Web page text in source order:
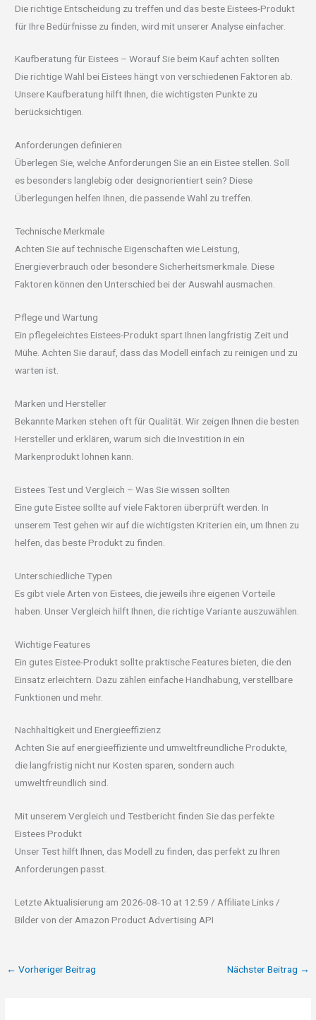
Die richtige Entscheidung zu treffen und das beste Eistees-Produkt
für Ihre Bedürfnisse zu finden, wird mit unserer Analyse einfacher.
Kaufberatung für Eistees – Worauf Sie beim Kauf achten sollten
Die richtige Wahl bei Eistees hängt von verschiedenen Faktoren ab.
Unsere Kaufberatung hilft Ihnen, die wichtigsten Punkte zu
berücksichtigen.
Anforderungen definieren
Überlegen Sie, welche Anforderungen Sie an ein Eistee stellen. Soll
es besonders langlebig oder designorientiert sein? Diese
Überlegungen helfen Ihnen, die passende Wahl zu treffen.
Technische Merkmale
Achten Sie auf technische Eigenschaften wie Leistung,
Energieverbrauch oder besondere Sicherheitsmerkmale. Diese
Faktoren können den Unterschied bei der Auswahl ausmachen.
Pflege und Wartung
Ein pflegeleichtes Eistees-Produkt spart Ihnen langfristig Zeit und
Mühe. Achten Sie darauf, dass das Modell einfach zu reinigen und zu
warten ist.
Marken und Hersteller
Bekannte Marken stehen oft für Qualität. Wir zeigen Ihnen die besten
Hersteller und erklären, warum sich die Investition in ein
Markenprodukt lohnen kann.
Eistees Test und Vergleich – Was Sie wissen sollten
Eine gute Eistee sollte auf viele Faktoren überprüft werden. In
unserem Test gehen wir auf die wichtigsten Kriterien ein, um Ihnen zu
helfen, das beste Produkt zu finden.
Unterschiedliche Typen
Es gibt viele Arten von Eistees, die jeweils ihre eigenen Vorteile
haben. Unser Vergleich hilft Ihnen, die richtige Variante auszuwählen.
Wichtige Features
Ein gutes Eistee-Produkt sollte praktische Features bieten, die den
Einsatz erleichtern. Dazu zählen einfache Handhabung, verstellbare
Funktionen und mehr.
Nachhaltigkeit und Energieeffizienz
Achten Sie auf energieeffiziente und umweltfreundliche Produkte,
die langfristig nicht nur Kosten sparen, sondern auch
umweltfreundlich sind.
Mit unserem Vergleich und Testbericht finden Sie das perfekte
Eistees Produkt
Unser Test hilft Ihnen, das Modell zu finden, das perfekt zu Ihren
Anforderungen passt.
Letzte Aktualisierung am 2026-08-10 at 12:59 / Affiliate Links /
Bilder von der Amazon Product Advertising API
← Vorheriger Beitrag Nächster Beitrag →